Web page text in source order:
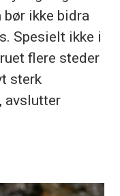
ikke bidra
Spesielt ikke i
flere steder
sterk
avslutter